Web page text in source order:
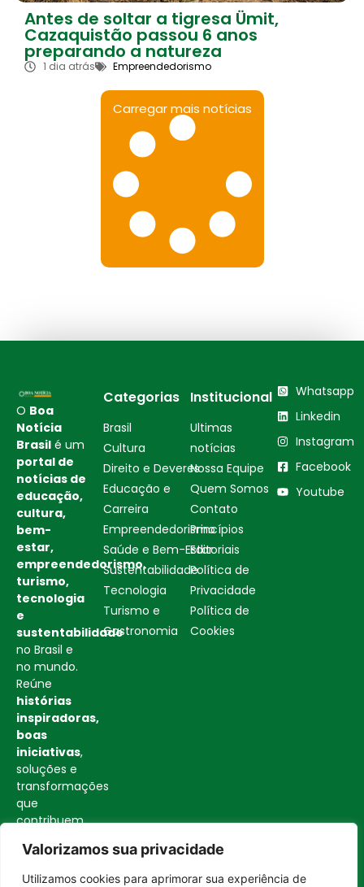
Valorizamos sua privacidade
Utilizamos cookies para aprimorar sua experiência de
Antes de soltar a tigresa Ümit,
Cazaquistão passou 6 anos
preparando a natureza
1 dia atrás Empreendedorismo
Carregar mais notícias
O Boa
Notícia
Brasil é um
portal de
notícias de
educação,
cultura,
bem-
estar,
empreendedorismo,
turismo,
tecnologia
e
sustentabilidade
no Brasil e
no mundo.
Reúne
histórias
inspiradoras,
boas
iniciativas,
soluções e
transformações
que
contribuem
sociedade
mais
Categorias
Brasil
Cultura
Direito e Deveres
Educação e
Carreira
Empreendedorismo
Saúde e Bem-Estar
Sustentabilidade
Tecnologia
Turismo e
Gastronomia
Institucional
Ultimas
notícias
Nossa Equipe
Quem Somos
Contato
Princípios
Editoriais
Política de
Privacidade
Política de
Cookies
Whatsapp
Linkedin
Instagram
Facebook
Youtube